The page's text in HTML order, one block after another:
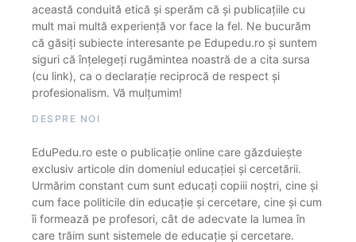
această conduită etică și sperăm că și publicațiile cu
mult mai multă experiență vor face la fel. Ne bucurăm
că găsiți subiecte interesante pe Edupedu.ro și suntem
siguri că înțelegeți rugămintea noastră de a cita sursa
(cu link), ca o declarație reciprocă de respect și
profesionalism. Vă mulțumim!
DESPRE NOI
EduPedu.ro este o publicație online care găzduiește
exclusiv articole din domeniul educației și cercetării.
Urmărim constant cum sunt educați copiii noștri, cine și
cum face politicile din educație și cercetare, cine și cum
îi formează pe profesori, cât de adecvate la lumea în
care trăim sunt sistemele de educație și cercetare.